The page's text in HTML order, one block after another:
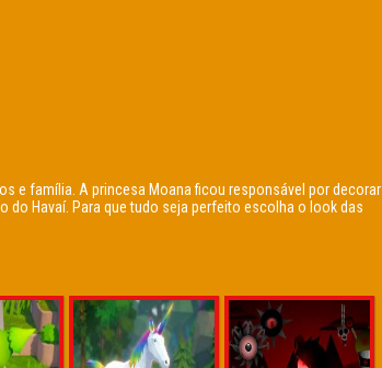
e família. A princesa Moana ficou responsável por decorar
do Havaí. Para que tudo seja perfeito escolha o look das